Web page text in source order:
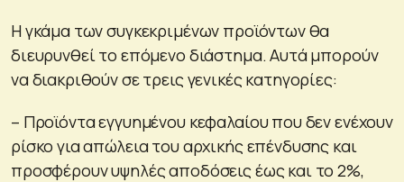
Η γκάμα των συγκεκριμένων προϊόντων θα
διευρυνθεί το επόμενο διάστημα. Αυτά μπορούν
να διακριθούν σε τρεις γενικές κατηγορίες:
– Προϊόντα εγγυημένου κεφαλαίου που δεν ενέχουν
ρίσκο για απώλεια του αρχικής επένδυσης και
προσφέρουν υψηλές αποδόσεις έως και το 2%,